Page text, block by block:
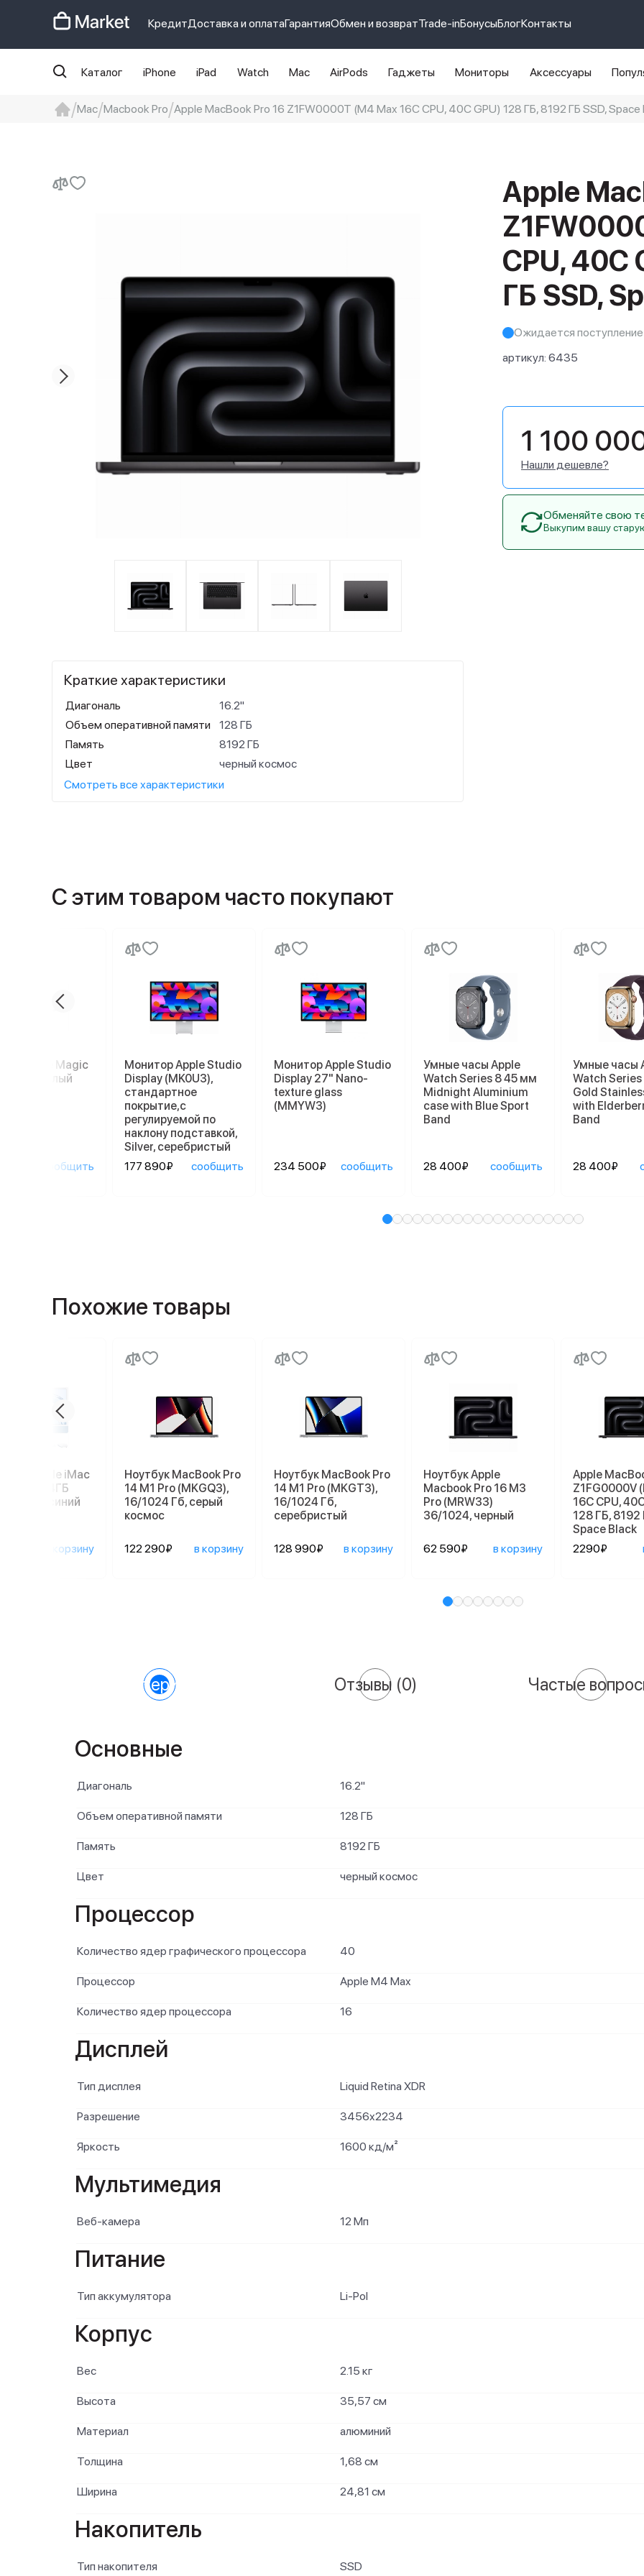
КредитДоставка и оплатаГарантияОбмен и возвратTrade-inБонусыБлогКонтакты
Каталог iPhone iPad Watch Mac AirPods Гаджеты Мониторы Аксессуары
Mac Macbook Pro Apple MacBook Pro 16 Z1FW0000T (M4 Max 16C CPU, 40C GPU) 128 ГБ, 8192 ГБ SSD, Space
Apple
CPU, 40C
ГБ SSD,
Ожидается поступление
артикул: 6435
Краткие характеристики
Диагональ
16.2"
Объем оперативной памяти
128 ГБ
Память
8192 ГБ
Цвет
черный космос
Смотреть все характеристики
1 100
Нашли дешевле?
Обменяйте свою
Выкупим вашу
С этим товаром часто покупают
Apple Magic
2, белый
сообщить
Монитор Apple Studio
Display (MK0U3),
стандартное
покрытие,с
регулируемой по
наклону подставкой,
Silver, серебристый
177 890₽
сообщить
Монитор Apple Studio
Display 27" Nano-
texture glass
(MMYW3)
234 500₽ сообщить
Умные часы Apple
Watch Series 8 45 мм
Midnight Aluminium
case with Blue Sport
Band
28 400₽ сообщить
Умные часы
Watch
Gold
with
Band
28 400₽
Похожие товары
Apple iMac
16/1024ГБ
синий
в корзину
Ноутбук MacBook Pro
14 M1 Pro (MKGQ3),
16/1024 Гб, серый
космос
122 290₽ в корзину
Ноутбук MacBook Pro
14 M1 Pro (MKGT3),
16/1024 Гб,
серебристый
128 990₽ в корзину
Ноутбук Apple
Macbook Pro 16 M3
Pro (MRW33)
36/1024, черный
62 590₽ в корзину
Apple
Z1FG0000V
16C CPU,
128 ГБ, 8192
Space Black
2290₽
Характеристики Отзывы (0) Частые
Основные
Диагональ 16.2"
Объем оперативной памяти 128 ГБ
Память 8192 ГБ
Цвет черный космос
Процессор
Количество ядер графического процессора 40
Процессор Apple M4 Max
Количество ядер процессора 16
Дисплей
Тип дисплея Liquid Retina XDR
Разрешение 3456x2234
Яркость 1600 кд/м²
Мультимедия
Веб-камера 12 Мп
Питание
Тип аккумулятора Li-Pol
Корпус
Вес 2.15 кг
Высота 35,57 см
Материал алюминий
Толщина 1,68 см
Ширина 24,81 см
Накопитель
Тип накопителя SSD